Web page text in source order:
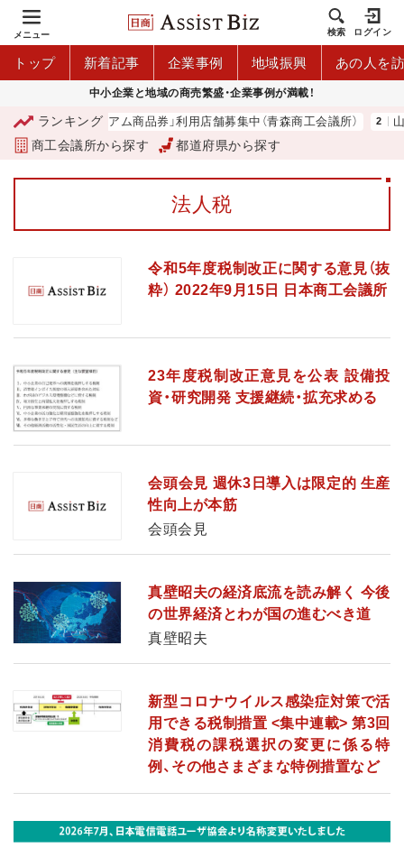
メニュー 検索 ログイン
トップ 新着記事 企業事例 地域振興 あの人を
中小企業と地域の商売繁盛・企業事例が満載！
ランキング
「青森市プレミアム商品券」利用店舗募集中（青森商工会議所） 山
商工会議所から探す 都道府県から探す
法人税
令和5年度税制改正に関する意見（抜
粋） 2022年9月15日 日本商工会議所
23年度税制改正意見を公表 設備投
資・研究開発 支援継続・拡充求める
会頭会見 週休3日導入は限定的 生産
性向上が本筋
会頭会見
真壁昭夫の経済底流を読み解く 今後
の世界経済とわが国の進むべき道
真壁昭夫
新型コロナウイルス感染症対策で活
用できる税制措置 <集中連載> 第3回
消費税の課税選択の変更に係る特
例、その他さまざまな特例措置など